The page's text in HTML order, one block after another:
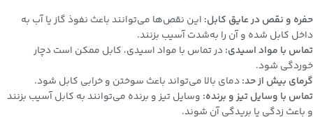
حفره و نقص در عایق کابل: این نقص‌ها می‌توانند باعث نفوذ گاز یا آب به
داخل کابل شده و آن را به‌شدت آسیب بزنند.
تماس با مواد اسیدی:در تماس با مواد اسیدی، کابل ممکن است دچار
خوردگی شود.
گرمای بیش از حد:دمای بالا می‌تواند باعث سوختن و خرابی کابل شود.
تماس با وسایل تیز و برنده: وسایل تیز و برنده می‌توانند به کابل آسیب بزنند
و باعث زدگی یا بریدگی آن شوند.